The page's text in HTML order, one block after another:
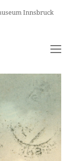
Innsbruck